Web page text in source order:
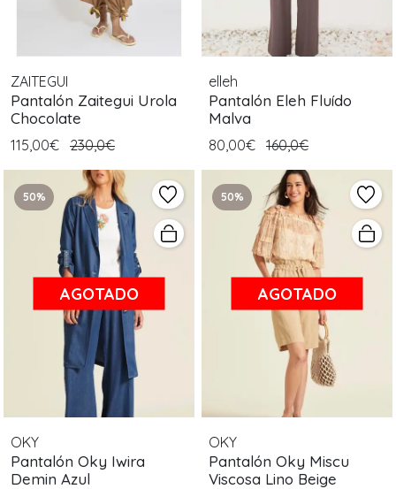
ZAITEGUI
Pantalón Zaitegui Urola
Chocolate
115,00€ 230,0€
elleh
Pantalón Eleh Fluído
Malva
80,00€ 160,0€
50%
AGOTADO
OKY
Pantalón Oky Iwira
Demin Azul
50%
AGOTADO
OKY
Pantalón Oky Miscu
Viscosa Lino Beige